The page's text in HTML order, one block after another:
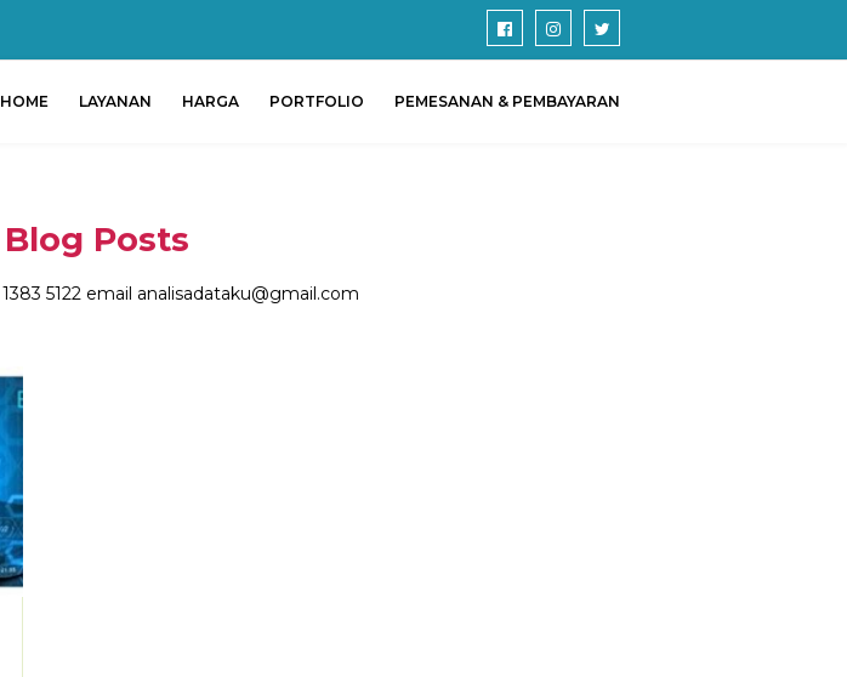
HOME LAYANAN HARGA PORTFOLIO PEMESANAN & PEMBAYARAN
Posts
5122 email analisadataku@gmail.com